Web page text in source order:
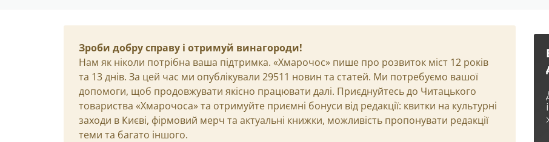
Зроби добру справу і отримуй винагороди!
Нам як ніколи потрібна ваша підтримка. «Хмарочос» пише про розвиток міст 12 років
та 13 днів. За цей час ми опублікували 29511 новин та статей. Ми потребуємо вашої
допомоги, щоб продовжувати якісно працювати далі. Приєднуйтесь до Читацького
товариства «Хмарочоса» та отримуйте приємні бонуси від редакції: квитки на культурні
заходи в Києві, фірмовий мерч та актуальні книжки, можливість пропонувати редакції
теми та багато іншого.